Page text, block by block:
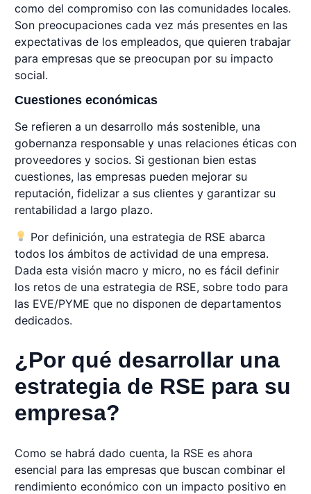
como del compromiso con las comunidades locales.
Son preocupaciones cada vez más presentes en las
expectativas de los empleados, que quieren trabajar
para empresas que se preocupan por su impacto
social.
Cuestiones económicas
Se refieren a un desarrollo más sostenible, una
gobernanza responsable y unas relaciones éticas con
proveedores y socios. Si gestionan bien estas
cuestiones, las empresas pueden mejorar su
reputación, fidelizar a sus clientes y garantizar su
rentabilidad a largo plazo.
Por definición, una estrategia de RSE abarca
todos los ámbitos de actividad de una empresa.
Dada esta visión macro y micro, no es fácil definir
los retos de una estrategia de RSE, sobre todo para
las EVE/PYME que no disponen de departamentos
dedicados.
¿Por qué desarrollar una
estrategia de RSE para su
empresa?
Como se habrá dado cuenta, la RSE es ahora
esencial para las empresas que buscan combinar el
rendimiento económico con un impacto positivo en